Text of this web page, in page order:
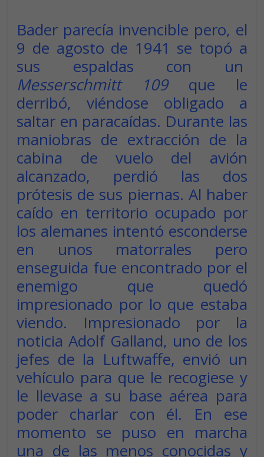
Bader parecía invencible pero, el
9 de agosto de 1941 se topó a
sus espaldas con un
Messerschmitt 109 que le
derribó, viéndose obligado a
saltar en paracaídas. Durante las
maniobras de extracción de la
cabina de vuelo del avión
alcanzado, perdió las dos
prótesis de sus piernas. Al haber
caído en territorio ocupado por
los alemanes intentó esconderse
en unos matorrales pero
enseguida fue encontrado por el
enemigo que quedó
impresionado por lo que estaba
viendo. Impresionado por la
noticia Adolf Galland, uno de los
jefes de la Luftwaffe, envió un
vehículo para que le recogiese y
le llevase a su base aérea para
poder charlar con él. En ese
momento se puso en marcha
una de las menos conocidas y